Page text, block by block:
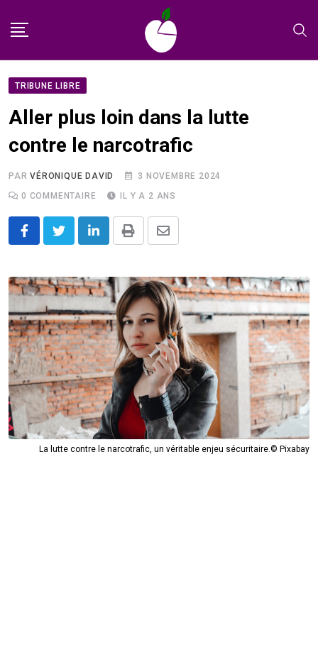
TRIBUNE LIBRE
Aller plus loin dans la lutte
contre le narcotrafic
PARVÉRONIQUE DAVID
3 NOVEMBRE 2024
0 COMMENTAIRE IL Y A 2 ANS
LinkedInPrint
Share
Email
La lutte contre le narcotrafic, un véritable enjeu sécuritaire.© Pixabay